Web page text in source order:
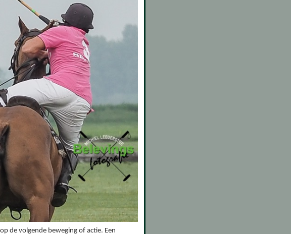
de volgende beweging of actie. Een